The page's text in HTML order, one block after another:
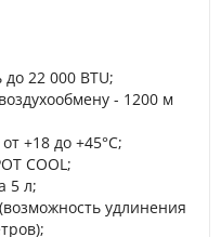
22 000 BTU;
- 1200 м
+18 до +45°С;
COOL;
5 л;
удлинения